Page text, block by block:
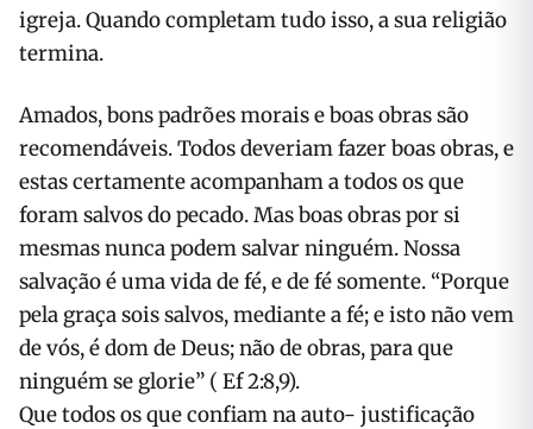
igreja. Quando completam tudo isso, a sua religião
termina.
Amados, bons padrões morais e boas obras são
recomendáveis. Todos deveriam fazer boas obras, e
estas certamente acompanham a todos os que
foram salvos do pecado. Mas boas obras por si
mesmas nunca podem salvar ninguém. Nossa
salvação é uma vida de fé, e de fé somente. “Porque
pela graça sois salvos, mediante a fé; e isto não vem
de vós, é dom de Deus; não de obras, para que
ninguém se glorie” ( Ef 2:8,9).
Que todos os que confiam na auto- justificação